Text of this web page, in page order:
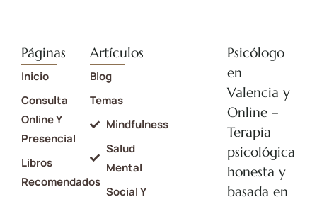
Páginas
Inicio
Consulta
Online Y
Presencial
Libros
Recomendados
Artículos
Blog
Temas
Mindfulness
Salud
Mental
Social Y
Psicólogo
en
Valencia y
Online –
Terapia
psicológica
honesta y
basada en